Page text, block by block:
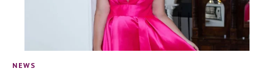
NEWS